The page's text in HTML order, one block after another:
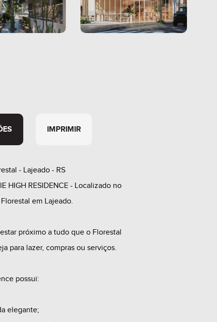
IMPRIMIR
- Lajeado - RS
HIGH RESIDENCE - Localizado no
em Lajeado.
próximo a tudo que o Florestal
para lazer, compras ou serviços.
possui:
elegante;